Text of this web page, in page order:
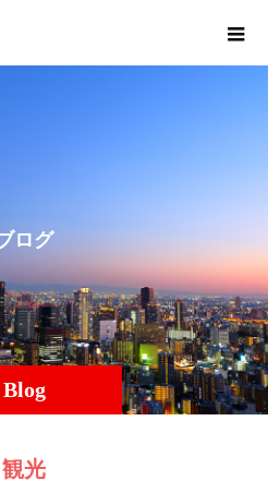
Blog
ログ
観光